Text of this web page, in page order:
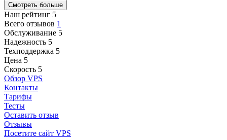
Смотреть больше
Наш рейтинг 5
Всего отзывов 1
Обслуживание 5
Надежность 5
Техподдержка 5
Цена 5
Скорость 5
Обзор VPS
Контакты
Тарифы
Тесты
Оставить отзыв
Отзывы
Посетите сайт VPS